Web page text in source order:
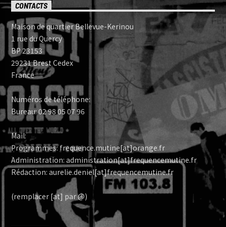
CONTACTS
Maison de quartier Bellevue-Kerinou
1 rue du Quercy
BP 23153
29231 Brest Cedex
France
Numéros de téléphone:
Bureau: 02 98 05 07 96
Mail:
Programmes: frequence.mutine[at]orange.fr
Administration: administration[at]frequencemutine.fr
Rédaction: aurelie.deniel[at]frequencemutine.fr
(remplacer [at] par @)